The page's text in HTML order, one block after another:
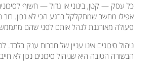
כל עסק — קטן, בינוני או גדול — חשוף
אפילו מחשב שמתקלקל ברגע הכי לא נכון. רוב
פעולה מאורגנת לנהל אותם לפני שהם
ניהול סיכונים אינו עניין של חברות ענק בלבד.
הבשורה הטובה היא שניהול סיכונים נכון לא